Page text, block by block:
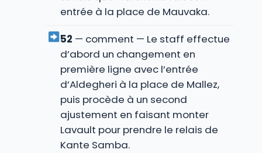
entrée à la place de Mauvaka.
52 — comment — Le staff effectue
d’abord un changement en
première ligne avec l’entrée
d’Aldegheri à la place de Mallez,
puis procède à un second
ajustement en faisant monter
Lavault pour prendre le relais de
Kante Samba.